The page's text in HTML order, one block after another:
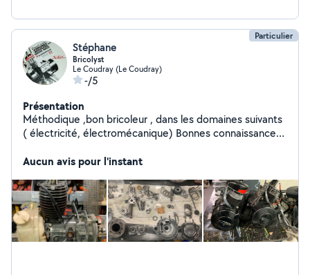
Particulier
Stéphane
Bricolyst
Le Coudray (Le Coudray)
-/5
Présentation
Méthodique ,bon bricoleur , dans les domaines suivants
( électricité, électromécanique) Bonnes connaissances
mobylettes Peugeot et Mbk : entretien et dépannage
contre ) Impression 3D én mode loisirs : pas de
conception.pour l'instant .
Aucun avis pour l'instant